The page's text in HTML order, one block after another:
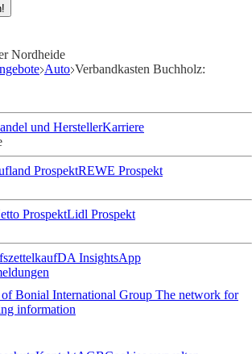
Nordheide
Auto Verbandkasten Buchholz:
und HerstellerKarriere
ProspektREWE Prospekt
ProspektLidl Prospekt
kaufDA InsightsApp
Bonial International Group The network for
information